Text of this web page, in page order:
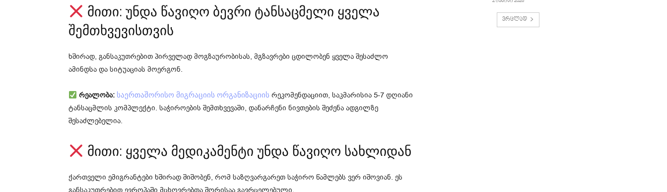
მითი: უნდა წავიღო ბევრი ტანსაცმელი ყველა
შემთხვევისთვის
ხშირად, განსაკუთრებით პირველად მოგზაურობისას, მგზავრები ცდილობენ ყველა შესაძლო
ამინდსა და სიტუაციას მოერგონ.
რეალობა: საერთაშორისო მიგრაციის ორგანიზაციის რეკომენდაციით, საკმარისია 5-7 დღიანი
ტანსაცმლის კომპლექტი. საჭიროების შემთხვევაში, დანარჩენი ნივთების შეძენა ადგილზე
შესაძლებელია.
მითი: ყველა მედიკამენტი უნდა წავიღო სახლიდან
ქართველი ემიგრანტები ხშირად შიშობენ, რომ საზღვარგარეთ საჭირო წამლებს ვერ იშოვიან. ეს
ვრცლად